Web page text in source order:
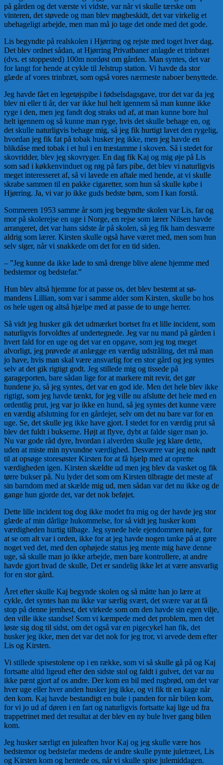
på gården og det værste vi vidste, var når vi skulle tær­ske om
vinteren, det støvede og man blev møgbeskidt, det var virkelig et
ubehageligt arbejde, men man må jo tage det onde med det gode.
Lis begyndte på realskolen i Hjørring og rejste med toget hver dag.
Det blev ordnet sådan, at Hjørring Privatbaner an­lagde et trinbræt
(dvs. et stoppested) 100m nordøst om gården. Man syn­tes, det var
for langt for hende at cykle til Jelstrup sta­tion. Vi havde da stor
glæde af vores trinbræt, som også vores nærmeste naboer benyttede.
Jeg havde fået en legetøjspibe i fødselsdagsgave, tror det var da jeg
blev ni eller ti år, der var ikke hul helt igennem så man kunne ikke
ryge i den, men jeg fandt dog straks ud af, at man kunne bore hul
helt igennem og så kunne man ryge, hvis det skulle behage en, og
det skulle naturligvis behage mig, så jeg fik hurtigt lavet den rygelig,
hvordan jeg fik fat på tobak hu­sker jeg ikke, men jeg havde en
blikdåse med tobak i et hul i en træstamme i skoven. Så i stedet for
skovridder, blev jeg skov­ryger. En dag fik Kaj og mig øje på Lis
som sad i køkkenvin­duet og røg på fars pibe, det blev vi naturligvis
meget interes­seret af, så vi lavede en aftale med hende, at vi skulle
skrabe sammen til en pakke cigaretter, som hun så skulle købe i
Hjør­ring. Ja, vi var jo ikke guds bedste børn, som I kan forstå.
Sommeren 1953 samme år som jeg begyndte skolen var Lis, far og
mor på skolerejse en uge i Norge, en rejse som læ­rer Nilsen havde
arrangeret, det var hans sidste år på skolen, så jeg fik ham desværre
aldrig som lærer. Kirsten skulle også have været med, men som hun
selv siger, når vi snakkede om det for en tid siden.
– ”Jeg kunne da ikke lade to små drenge blive alene hjemme med
bedstemor og bedstefar.”
Hun blev altså hjemme for at passe os, det blev bestemt at sø­
mandens Lillian, som var i samme alder som Kirsten, skulle bo hos
os hele ugen og altså hjælpe med at passe de to unge herrer.
Så vidt jeg husker gik det udmærket bortset fra et lille inci­dent, som
naturligvis forvoldtes af undertegnede. Jeg var nu mand på gården i
hvert fald for en uge og det var en opgave, som jeg tog meget
alvorligt, jeg prøvede at anlægge en værdig udstråling, det må man
jo have, hvis man skal være ansvarlig for en stor gård og jeg syntes
selv at det gik rigtigt godt. Jeg stillede mig og tissede på
garageporten, bare sådan lige for at markere mit revir, det gør
hundene jo, så jeg syntes, det var en god ide. Men det hele blev ikke
rigtigt, som jeg havde tænkt, for jeg ville nu afslutte det hele med en
ordentlig prut, jeg var jo ikke en hund, så jeg syntes det kunne være
en værdig afslut­ning for en gårdejer, selv om det nu bare var for en
uge. Se, det skulle jeg ikke have gjort. I stedet for en værdig prut så
blev det fuldt i bukserne. Højt at flyve, dybt at falde siger man jo.
Nu var gode råd dyre, hvordan i alverden skulle jeg klare dette,
uden at miste min nyvundne værdighed. Desværre var jeg nok nødt
til at opsøge storesøster Kirsten for at få hjælp med at op­rette
værdigheden igen. Kirsten skældte ud men jeg blev da vasket og fik
tørre bukser på. Nu lyder det som om Kirsten tilbragte det meste af
sin barndom med at skælde mig ud, men sådan var det nu ikke og de
gange hun gjorde det, var det nok beføjet.
Dette lille incident tog dog ikke modet fra mig og der havde jeg stor
glæde af min dårlige hukommelse, for så vidt jeg hu­sker kom
værdigheden hurtig tilbage. Jeg synede hele ejen­dommen nøje, for
at se om alt var i orden, ikke for at jeg havde nogen tanke på at gøre
noget ved det, med den ophøjede status jeg mente mig have denne
uge, så skulle man jo ikke arbejde, men bare kontrol­lere, at andre
havde gjort hvad de skulle, Det er sandelig ikke let at være ansvarlig
for en stor gård.
Året efter skulle Kaj begynde skolen og så måtte han jo lære at
cykle, det syntes han nu ikke var særlig svært, det svære var at få
stop på denne jernhest, det virkede som om den havde sin egen vilje,
den ville ikke standse! Som vi kæmpede med det problem, men det
løste sig dog til sidst, om det også var en pigecykel han fik, det
husker jeg ikke, men det var det nok for jeg tror, vi arvede dem efter
Lis og Kirsten.
Vi stillede spisestolene op i en række, som vi så skulle gå på og Kaj
fortsatte altid ligeud efter den sidste stol og faldt i gul­vet, det var nu
ikke pænt gjort af os andre. Der kom en bil med rugbrød, om det var
hver uge eller hver anden husker jeg ikke, og vi fik tit en kage når
den kom. Kaj havde bestandigt en bule i panden for når bilen kom,
for vi jo ud af døren i en fart og naturligvis fort­satte kaj lige ud fra
trappetrinet med det resultat at der blev en ny bule hver gang bilen
kom.
Jeg husker særligt en juleaften hvor Kaj og jeg skulle være hos
bedstemor og bedstefar medens de andre skulle pynte ju­letræet, Lis
og Kirsten kom og hentede os, når vi skulle spise julemidda­gen.